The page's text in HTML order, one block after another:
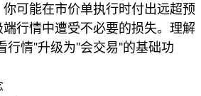
可能在市价单执行时付出远超预
行情中遭受不必要的损失。理解
行情"升级为"会交易"的基础功